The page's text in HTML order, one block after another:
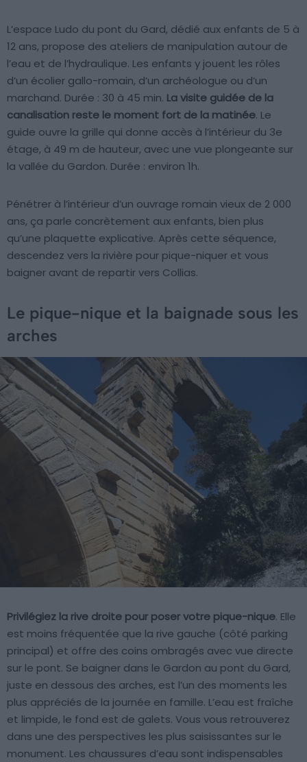
L’espace Ludo du pont du Gard, dédié aux enfants de 5 à
12 ans, propose des ateliers de manipulation autour de
l’eau et de l’hydraulique. Les enfants y jouent les rôles
d’un écolier gallo-romain, d’un archéologue ou d’un
marchand. Durée : 30 à 45 min. La visite guidée de la
canalisation reste le moment fort de la matinée. Le
guide ouvre la grille qui donne accès à l’intérieur du 3e
étage, à 49 m de hauteur, avec une vue plongeante sur
la vallée du Gardon. Durée : environ 1h.
Pénétrer à l’intérieur d’un ouvrage romain vieux de 2 000
ans, ça parle concrètement aux enfants, bien plus
qu’une plaquette explicative. Après cette séquence,
descendez vers la rivière pour pique-niquer et vous
baigner avant de repartir vers Collias.
Le pique-nique et la baignade sous les
arches
Privilégiez la rive droite pour poser votre pique-nique. Elle
est moins fréquentée que la rive gauche (côté parking
principal) et offre des coins ombragés avec vue directe
sur le pont. Se baigner dans le Gardon au pont du Gard,
juste en dessous des arches, est l’un des moments les
plus appréciés de la journée en famille. L’eau est fraîche
et limpide, le fond est de galets. Vous vous retrouverez
dans une des perspectives les plus saisissantes sur le
monument. Les chaussures d’eau sont indispensables